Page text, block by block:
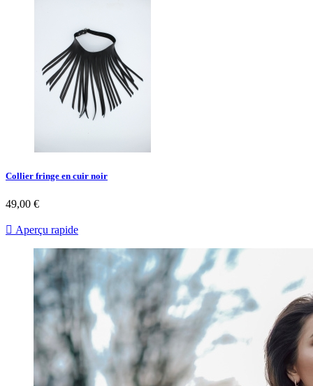
Collier fringe en cuir noir
49,00 €
 Aperçu rapide